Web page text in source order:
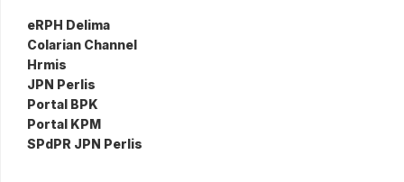
eRPH Delima
Colarian Channel
Hrmis
JPN Perlis
Portal BPK
Portal KPM
SPdPR JPN Perlis